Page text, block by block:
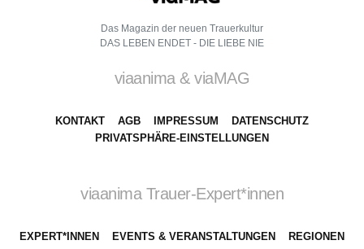
Das Magazin der neuen Trauerkultur
DAS LEBEN ENDET - DIE LIEBE NIE
viaanima & viaMAG
KONTAKT AGB IMPRESSUM
DATENSCHUTZ
PRIVATSPHÄRE-EINSTELLUNGEN
viaanima Trauer-Expert*innen
EXPERT*INNEN EVENTS & VERANSTALTUNGEN
REGIONEN